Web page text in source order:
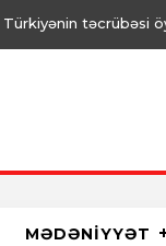
MƏDƏNİYYƏT